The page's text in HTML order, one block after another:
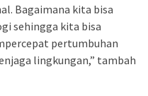
Bagaimana kita bisa
sehingga kita bisa
pertumbuhan
lingkungan,” tambah